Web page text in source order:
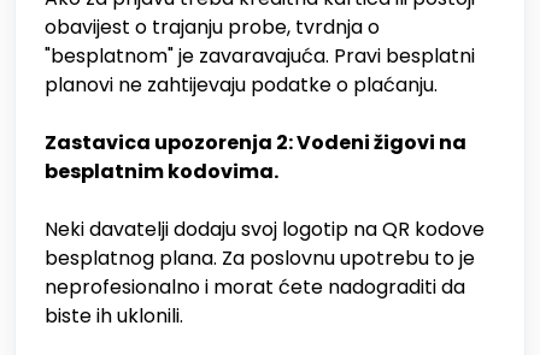
obavijest o trajanju probe, tvrdnja o
"besplatnom" je zavaravajuća. Pravi besplatni
planovi ne zahtijevaju podatke o plaćanju.
Zastavica upozorenja 2: Vodeni žigovi na
besplatnim kodovima.
Neki davatelji dodaju svoj logotip na QR kodove
besplatnog plana. Za poslovnu upotrebu to je
neprofesionalno i morat ćete nadograditi da
biste ih uklonili.